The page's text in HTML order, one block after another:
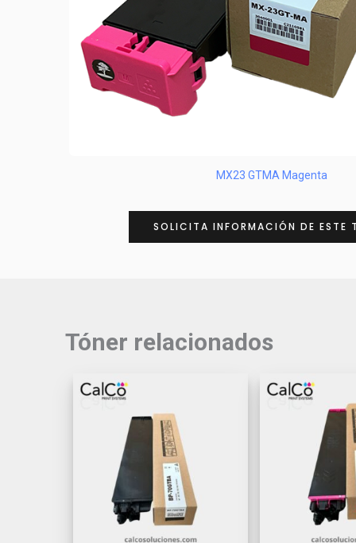
MX23 GTMA Magenta
SOLICITA INFORMACIÓN DE ESTE
Tóner relacionados